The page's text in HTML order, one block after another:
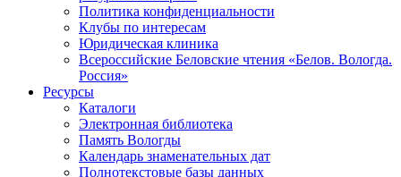
Политика конфиденциальности
Клубы по интересам
Юридическая клиника
Всероссийские Беловские чтения «Белов. Вологда.
Россия»
Ресурсы
Каталоги
Электронная библиотека
Память Вологды
Календарь знаменательных дат
Полнотекстовые базы данных